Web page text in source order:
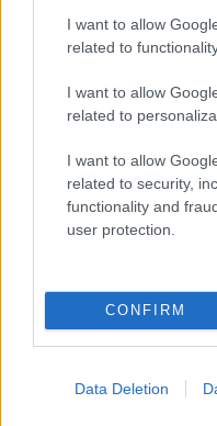
I want to allow
related to
I want to allow
related to
I want to allow
related to security,
functionality and
user protection.
CONFIRM
Data Deletion
Országos
Aktuális
Paks
Amire